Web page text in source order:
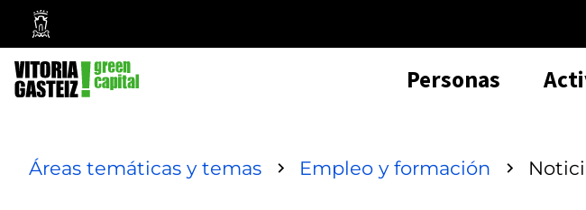
Ayuntamiento
Vitoria-
Gasteiz
Personas
Áreas temáticas y temas Empleo y formación